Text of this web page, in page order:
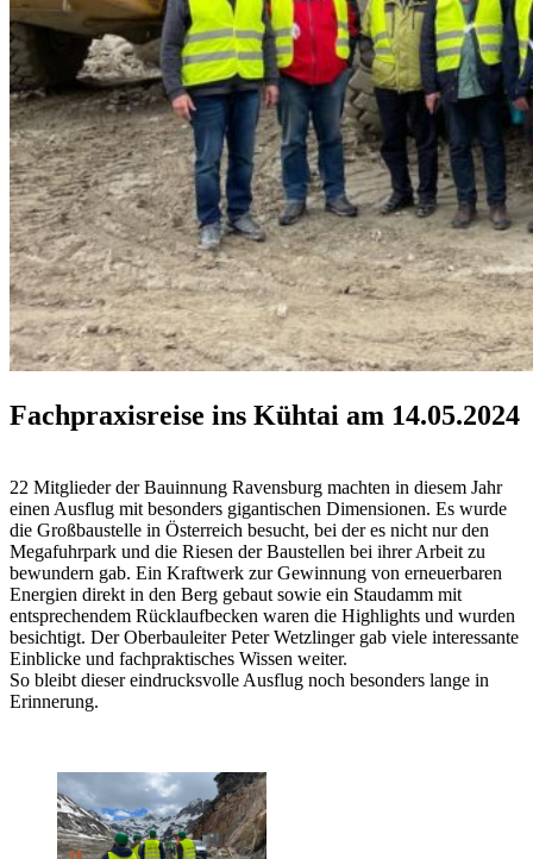
Fachpraxisreise ins Kühtai am 14.05.2024
22 Mitglieder der Bauinnung Ravensburg machten in diesem Jahr
einen Ausflug mit besonders gigantischen Dimensionen. Es wurde
die Großbaustelle in Österreich besucht, bei der es nicht nur den
Megafuhrpark und die Riesen der Baustellen bei ihrer Arbeit zu
bewundern gab. Ein Kraftwerk zur Gewinnung von erneuerbaren
Energien direkt in den Berg gebaut sowie ein Staudamm mit
entsprechendem Rücklaufbecken waren die Highlights und wurden
besichtigt. Der Oberbauleiter Peter Wetzlinger gab viele interessante
Einblicke und fachpraktisches Wissen weiter.
So bleibt dieser eindrucksvolle Ausflug noch besonders lange in
Erinnerung.